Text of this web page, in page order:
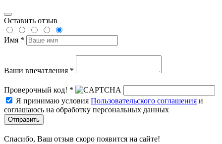
Оставить отзыв
Имя *
Ваши впечатления *
Проверочный код! *
Я принимаю условия Пользовательского соглашения и
соглашаюсь на обработку персональных данных
Отправить
Спасибо, Ваш отзыв скоро появится на сайте!